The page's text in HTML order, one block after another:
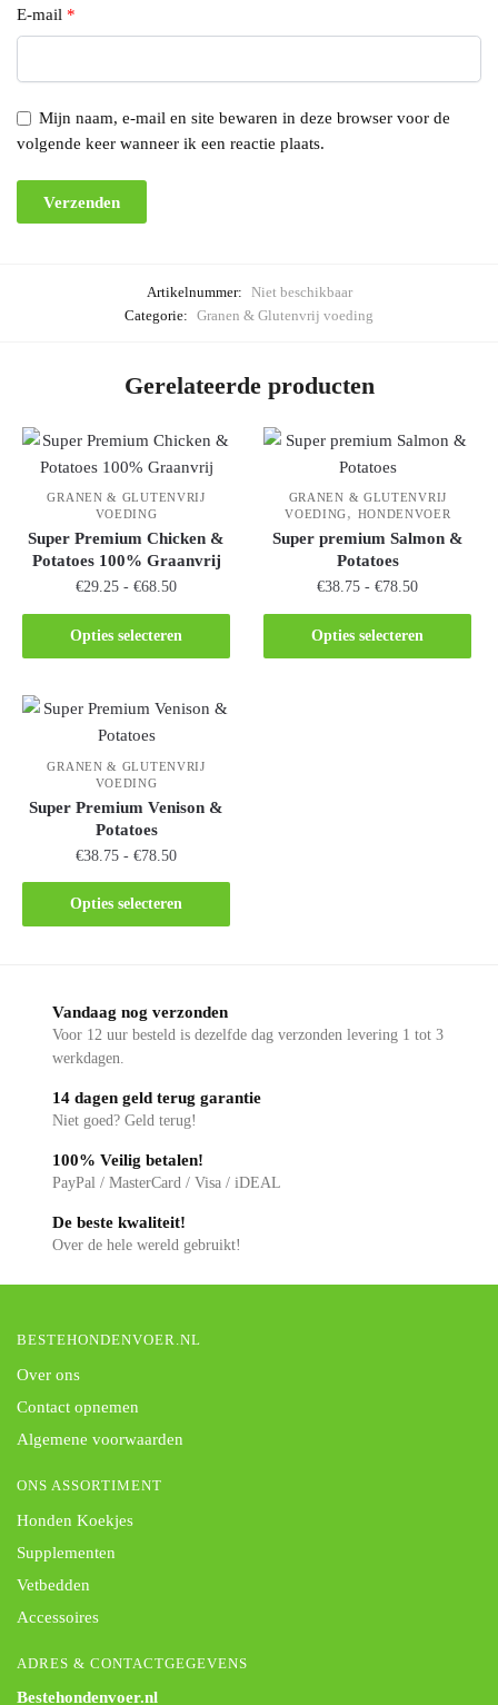
E-mail *
Mijn naam, e-mail en site bewaren in deze browser voor de
volgende keer wanneer ik een reactie plaats.
Artikelnummer: Niet beschikbaar
Categorie: Granen & Glutenvrij voeding
Gerelateerde producten
GRANEN & GLUTENVRIJ
VOEDING
Super Premium Chicken &
Potatoes 100% Graanvrij
€29.25 - €68.50
Opties selecteren
GRANEN & GLUTENVRIJ
VOEDING, HONDENVOER
Super premium Salmon &
Potatoes
€38.75 - €78.50
Opties selecteren
GRANEN & GLUTENVRIJ
VOEDING
Super Premium Venison &
Potatoes
€38.75 - €78.50
Opties selecteren
Vandaag nog verzonden
Voor 12 uur besteld is dezelfde dag verzonden levering 1 tot 3
werkdagen.
14 dagen geld terug garantie
Niet goed? Geld terug!
100% Veilig betalen!
PayPal / MasterCard / Visa / iDEAL
De beste kwaliteit!
Over de hele wereld gebruikt!
BESTEHONDENVOER.NL
Over ons
Contact opnemen
Algemene voorwaarden
ONS ASSORTIMENT
Honden Koekjes
Supplementen
Vetbedden
Accessoires
ADRES & CONTACTGEGEVENS
Bestehondenvoer.nl